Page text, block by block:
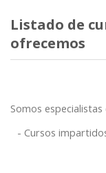
Listado de
ofrecemos
Somos especialistas
Cursos